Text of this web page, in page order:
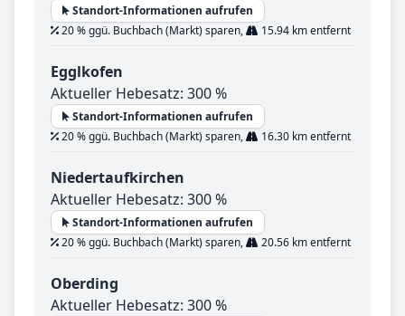
Standort-Informationen aufrufen
20 % ggü. Buchbach (Markt) sparen,
15.94 km entfernt
Egglkofen
Aktueller Hebesatz: 300 %
Standort-Informationen aufrufen
20 % ggü. Buchbach (Markt) sparen,
16.30 km entfernt
Niedertaufkirchen
Aktueller Hebesatz: 300 %
Standort-Informationen aufrufen
20 % ggü. Buchbach (Markt) sparen,
20.56 km entfernt
Oberding
Aktueller Hebesatz: 300 %